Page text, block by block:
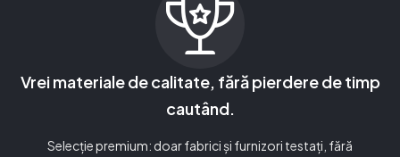
Vrei materiale de calitate, fără pierdere de timp
cautând.
Selecție premium: doar fabrici și furnizori testați, fără